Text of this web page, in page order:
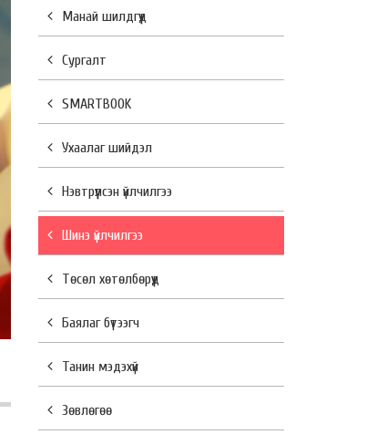
Манай шилдгүүд
Сургалт
SMARTBOOK
Ухаалаг шийдэл
Нэвтрүүлсэн үйлчилгээ
Шинэ үйлчилгээ
Төсөл хөтөлбөрүүд
Баялаг бүтээгч
Танин мэдэхүй
Зөвлөгөө